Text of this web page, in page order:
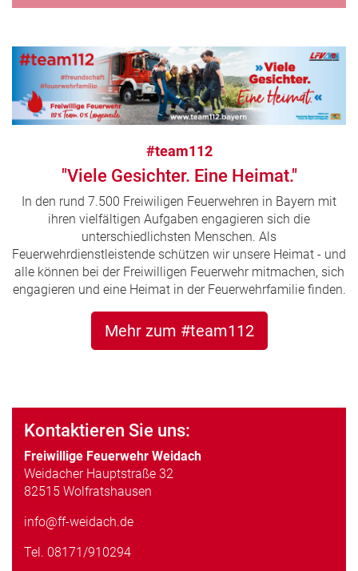
#team112
"Viele Gesichter. Eine Heimat."
In den rund 7.500 Freiwiligen Feuerwehren in Bayern mit
ihren vielfältigen Aufgaben engagieren sich die
unterschiedlichsten Menschen. Als
Feuerwehrdienstleistende schützen wir unsere Heimat - und
alle können bei der Freiwilligen Feuerwehr mitmachen, sich
engagieren und eine Heimat in der Feuerwehrfamilie finden.
Mehr zum #team112
Kontaktieren Sie uns:
Freiwillige Feuerwehr Weidach
Weidacher Hauptstraße 32
82515 Wolfratshausen
info@ff-weidach.de
Tel. 08171/910294